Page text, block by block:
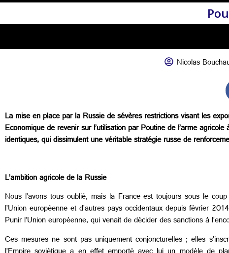
Nicolas
La mise en place par la Russie de sévères restrictions visant les
Economique de revenir sur l’utilisation par Poutine de l’arme
identiques, qui dissimulent une véritable stratégie russe de
L’ambition agricole de la Russie
Nous l’avons tous oublié, mais la France est toujours sous le
l’Union européenne et d’autres pays occidentaux depuis février
Punir l’Union européenne, qui venait de décider des sanctions à
Ces mesures ne sont pas uniquement conjoncturelles ; elles